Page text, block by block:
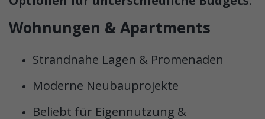
Wohnungen & Apartments
Strandnahe Lagen & Promenaden
Moderne Neubauprojekte
Beliebt für Eigennutzung &